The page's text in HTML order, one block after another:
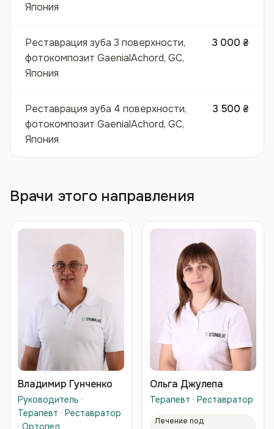
Япония
Реставрация зуба 3 поверхности,
фотокомпозит GaenialAchord, GC,
Япония
3 000 ₴
Реставрация зуба 4 поверхности,
фотокомпозит GaenialAchord, GC,
Япония
3 500 ₴
Врачи этого направления
Владимир Гунченко
Руководитель ·
Терапевт · Реставратор
Ольга Джулепа
Терапевт · Реставратор
Лечение под